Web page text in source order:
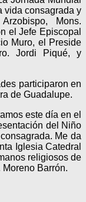
vida consagrada y
Mons.
el Jefe Episcopal
Muro, el Preside
Jordi Piqué, y
participaron en
de Guadalupe.
este día en el
del Niño
Me da
Iglesia Catedral
religiosos de
Barrón.